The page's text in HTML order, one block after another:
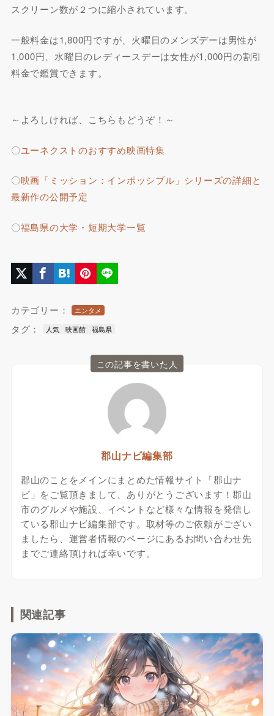
スクリーン数が２つに縮小されています。
一般料金は1,800円ですが、火曜日のメンズデーは男性が
1,000円、水曜日のレディースデーは女性が1,000円の割引
料金で鑑賞できます。
～よろしければ、こちらもどうぞ！～
〇ユーネクストのおすすめ映画特集
〇映画「ミッション：インポッシブル」シリーズの詳細と
最新作の公開予定
〇福島県の大学・短期大学一覧
カテゴリー： エンタメ
タグ： 人気 映画館 福島県
この記事を書いた人
郡山ナビ編集部
郡山のことをメインにまとめた情報サイト「郡山ナ
ビ」をご覧頂きまして、ありがとうございます！郡山
市のグルメや施設、イベントなど様々な情報を発信し
ている郡山ナビ編集部です。取材等のご依頼がござい
ましたら、運営者情報のページにあるお問い合わせ先
までご連絡頂ければ幸いです。
関連記事